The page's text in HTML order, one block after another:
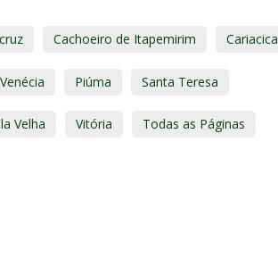
Cachoeiro de Itapemirim Cariacica
Piúma Santa Teresa
Velha Vitória Todas as Páginas